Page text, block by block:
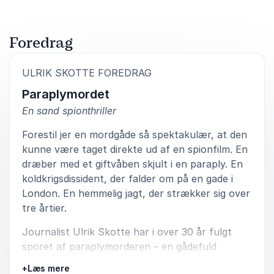
Foredrag
ULRIK SKOTTE FOREDRAG
Paraplymordet
En sand spionthriller
Forestil jer en mordgåde så spektakulær, at den
kunne være taget direkte ud af en spionfilm. En
dræber med et giftvåben skjult i en paraply. En
koldkrigsdissident, der falder om på en gade i
London. En hemmelig jagt, der strækker sig over
tre årtier.
Journalist Ulrik Skotte har i over 30 år fulgt
sporet af paraplymorderen – en gådefuld
+Læs mere